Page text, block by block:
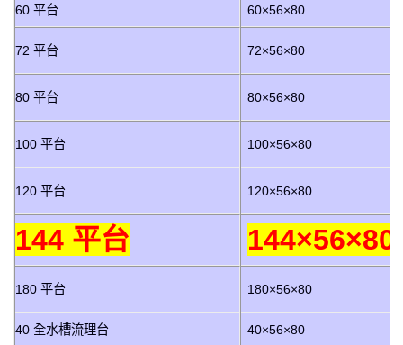
60 平台 60×56×80
72 平台 72×56×80
80 平台 80×56×80
100 平台 100×56×80
120 平台 120×56×80
144 平台 144×56×80
180 平台 180×56×80
40 全水槽流理台 40×56×80